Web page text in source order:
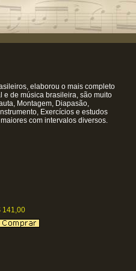
elaborou o mais completo
e de música brasileira, são muito
Montagem, Diapasão,
Exercícios e estudos
com intervalos diversos.
141,00